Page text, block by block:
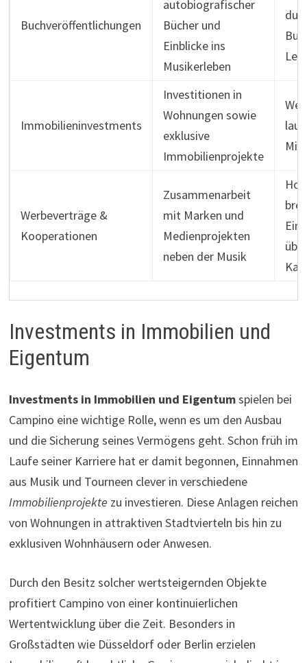
Buchveröffentlichungen
autobiografischer
Bücher und
Einblicke ins
Musikerleben
Immobilieninvestments
Investitionen in
Wohnungen sowie
exklusive
Immobilienprojekte
Werbeverträge &
Kooperationen
Zusammenarbeit
mit Marken und
Medienprojekten
neben der Musik
Investments in Immobilien und
Eigentum
Investments in Immobilien und Eigentumspielen bei
Campino eine wichtige Rolle, wenn es um den Ausbau
und die Sicherung seines Vermögens geht. Schon früh im
Laufe seiner Karriere hat er damit begonnen, Einnahmen
aus Musik und Tourneen clever in verschiedene
Immobilienprojekte zu investieren. Diese Anlagen reichen
von Wohnungen in attraktiven Stadtvierteln bis hin zu
exklusiven Wohnhäusern oder Anwesen.
Durch den Besitz solcher wertsteigernden Objekte
profitiert Campino von einer kontinuierlichen
Wertentwicklung über die Zeit. Besonders in
Großstädten wie Düsseldorf oder Berlin erzielen